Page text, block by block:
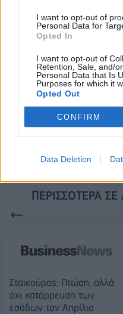
I want to opt-out of
Personal Data for
Opted In
I want to opt-out of
Retention, Sale, and/
Personal Data that Is
Purposes for which it
Opted Out
CONFIRM
Data Deletion
18η συνεχόμενη χρονιά για
FTSE4Good
Alpha Bank: Για πρώτη φορά το
πύλες του σε όλους
ΠΕΡΙΣΣΌΤΕΡΑ
Σταϊκούρας: Πτώση, αλλά
όχι κατάρρευση των
εσόδων τον Απρίλιο